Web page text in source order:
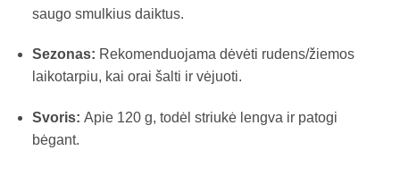
saugo smulkius daiktus.
Sezonas: Rekomenduojama dėvėti rudens/žiemos
laikotarpiu, kai orai šalti ir vėjuoti.
Svoris: Apie 120 g, todėl striukė lengva ir patogi
bėgant.